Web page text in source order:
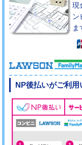
現
ン
ま
NP後払いがご利用